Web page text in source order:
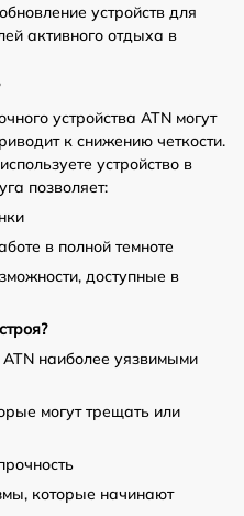
устройств для
активного отдыха в
устройства ATN могут
к снижению четкости.
устройство в
позволяет:
в полной темноте
доступные в
наиболее уязвимыми
могут трещать или
которые начинают